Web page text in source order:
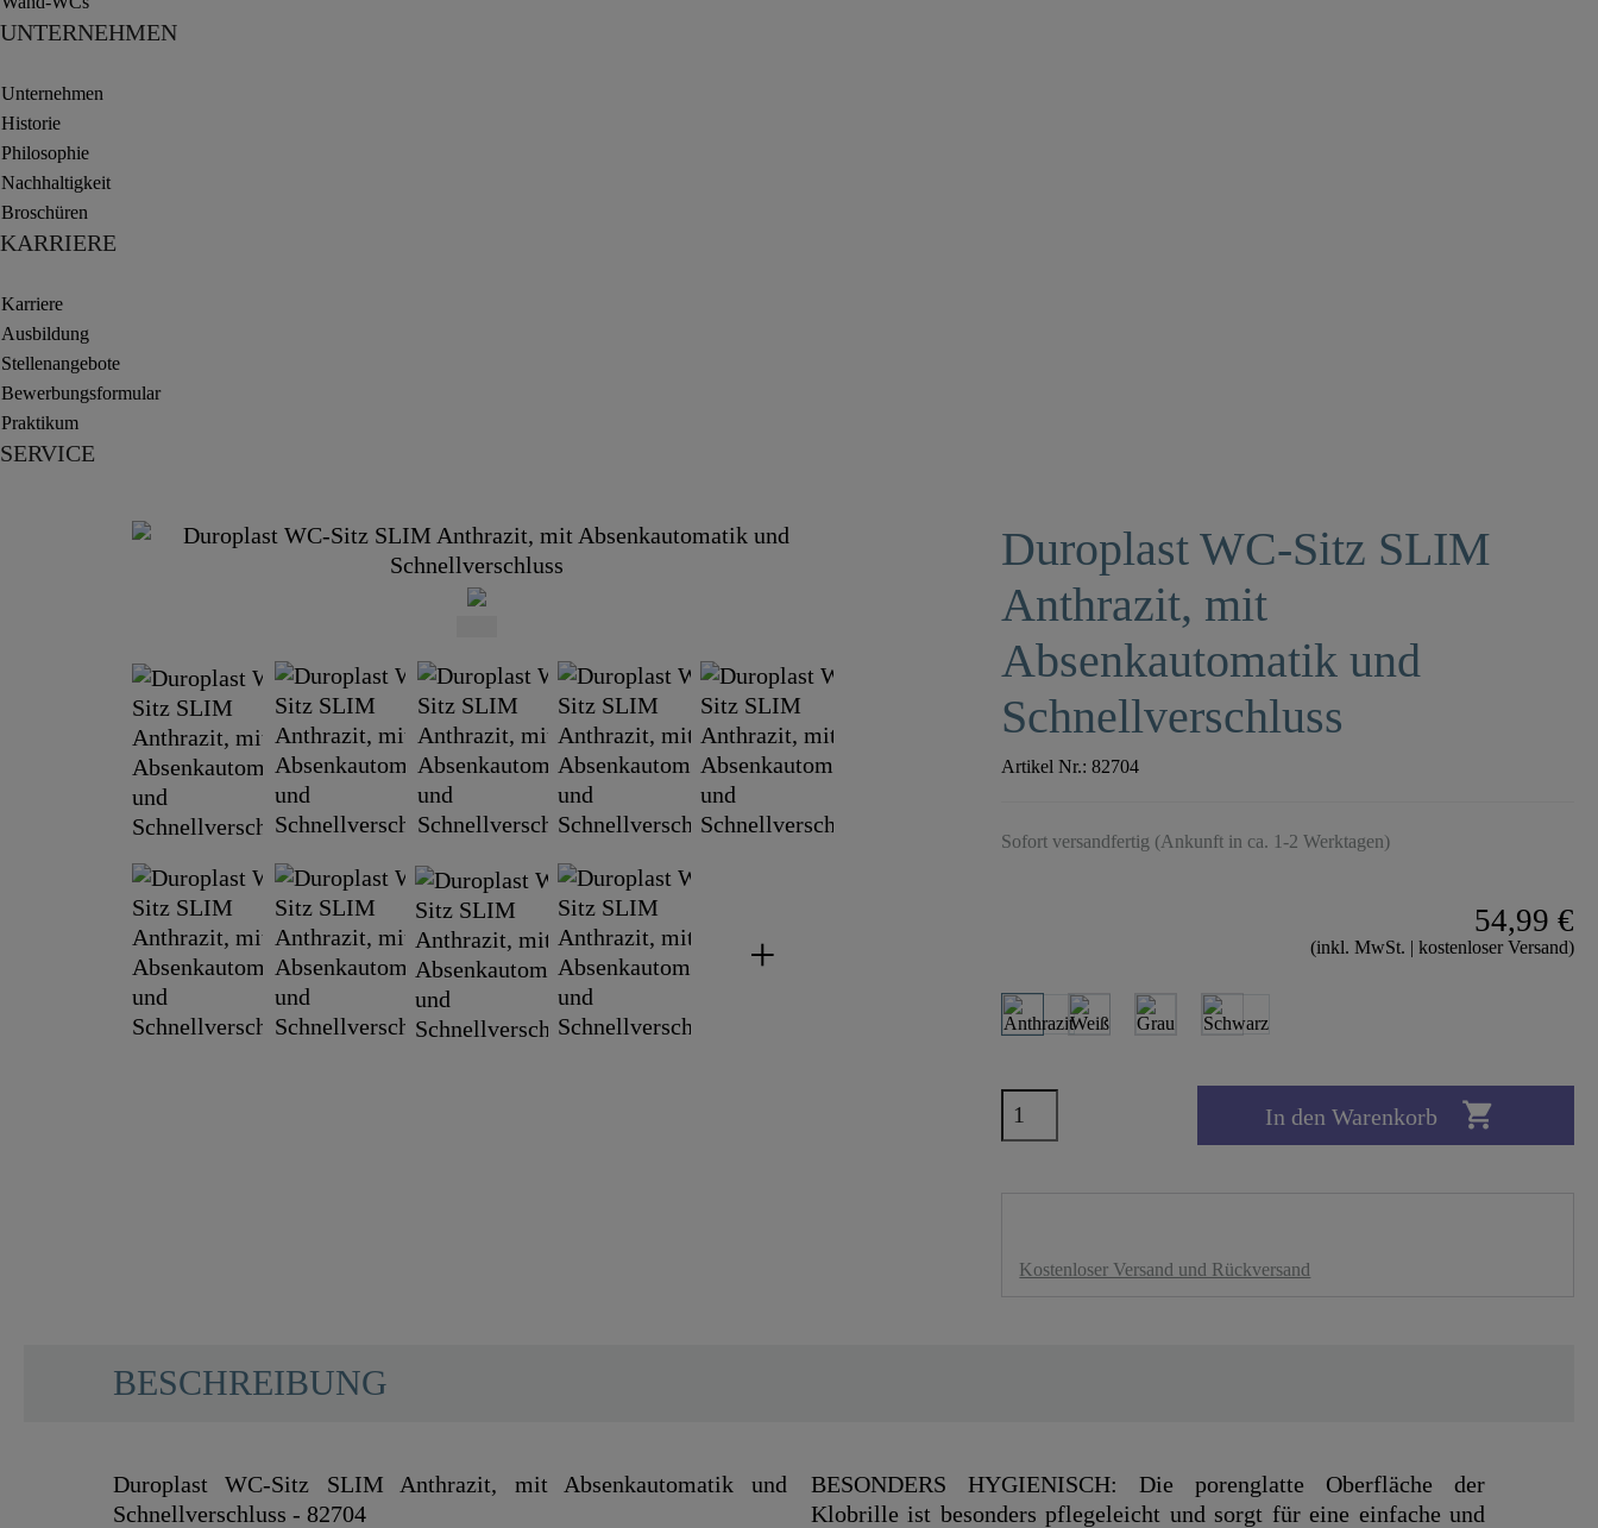
UNTERNEHMEN
Unternehmen
Historie
Philosophie
Nachhaltigkeit
Broschüren
KARRIERE
Karriere
Ausbildung
Stellenangebote
Bewerbungsformular
Praktikum
SERVICE
Duroplast WC-Sitz SLIM
Anthrazit, mit
Absenkautomatik und
Schnellverschluss
Artikel Nr.:82704
Sofort versandfertig (Ankunft in ca. 1-2 Werktagen)
54,99 €
(inkl. MwSt. | kostenloser Versand)
In den Warenkorb 
Kostenloser Versand und Rückversand
BESCHREIBUNG
Duroplast WC-Sitz SLIM Anthrazit, mit Absenkautomatik und
Schnellverschluss - 82704
BESONDERS HYGIENISCH: Die porenglatte Oberfläche der
Klobrille ist besonders pflegeleicht und sorgt für eine einfache und